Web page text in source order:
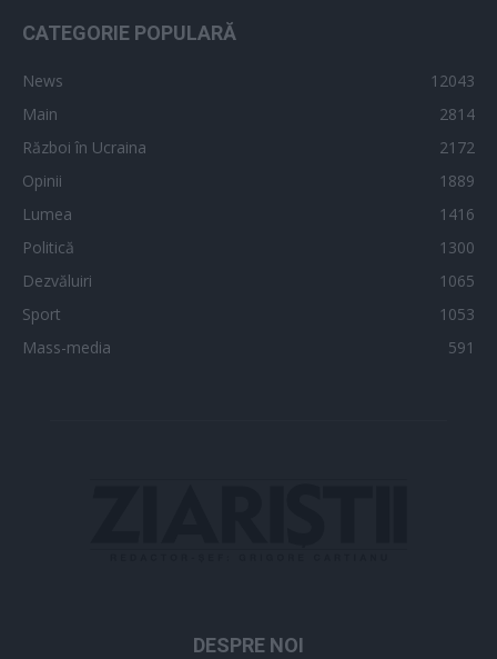
CATEGORIE POPULARĂ
News
12043
Main
2814
Război în Ucraina
2172
Opinii
1889
Lumea
1416
Politică
1300
Dezvăluiri
1065
Sport
1053
Mass-media
591
DESPRE NOI